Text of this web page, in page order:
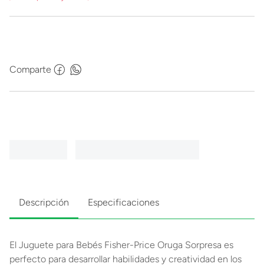
Comparte
Descripción Especificaciones
El Juguete para Bebés Fisher-Price Oruga Sorpresa es
perfecto para desarrollar habilidades y creatividad en los